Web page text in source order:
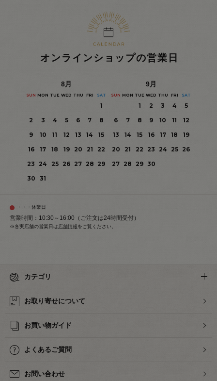
オンラインショップの営業日
8月
SUN MON TUE WED THU FRI SAT
1
2
3 4 5 6 7
8
9
10 11 12 13 14
15
16
17 18 19 20 21
22
23
24 25 26 27 28 29
30
31
9月
SUN MON TUE WED THU FRI SAT
1 2 3 4
5
6
7 8 9 10 11
12
13
14 15 16 17 18
19
20
21 22 23 24 25
26
27 28 29 30
・・・休業日
営業時間：10:30～16:00（ご注文は24時間受付）
※各実店舗の営業日は店舗情報をご覧ください。
カテゴリ
お取り寄せについて
お買い物ガイド
よくあるご質問
お問い合わせ